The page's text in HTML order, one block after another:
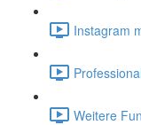
Instagram
Weitere